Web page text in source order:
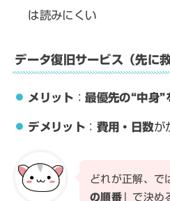
は読みにくい
データ復旧サービス（先に救
メリット ：最優先の“中身”
デメリット ： 費用・日数が
どれが正解、で
の順番」で決め